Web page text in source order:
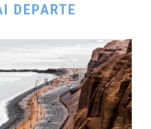
DEPARTE